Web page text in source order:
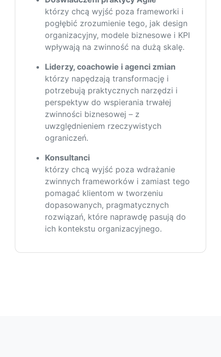
którzy chcą wyjść poza frameworki i
pogłębić zrozumienie tego, jak design
organizacyjny, modele biznesowe i KPI
wpływają na zwinność na dużą skalę.
Liderzy, coachowie i agenci zmian
którzy napędzają transformację i
potrzebują praktycznych narzędzi i
perspektyw do wspierania trwałej
zwinności biznesowej – z
uwzględnieniem rzeczywistych
ograniczeń.
Konsultanci
którzy chcą wyjść poza wdrażanie
zwinnych frameworków i zamiast tego
pomagać klientom w tworzeniu
dopasowanych, pragmatycznych
rozwiązań, które naprawdę pasują do
ich kontekstu organizacyjnego.